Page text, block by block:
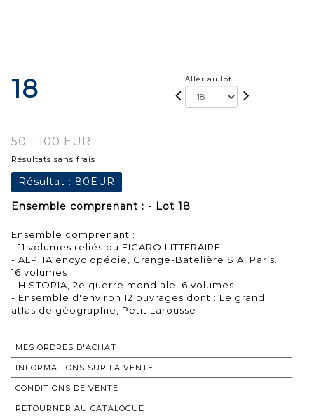
18 Aller au lot
50 - 100 EUR
Résultats sans frais
Résultat : 80EUR
Ensemble comprenant : - Lot 18
Ensemble comprenant :
- 11 volumes reliés du FIGARO LITTERAIRE
- ALPHA encyclopédie, Grange-Batelière S.A, Paris.
16 volumes
- HISTORIA, 2e guerre mondiale, 6 volumes
- Ensemble d'environ 12 ouvrages dont : Le grand
MES ORDRES D'ACHAT
INFORMATIONS SUR LA VENTE
CONDITIONS DE VENTE
RETOURNER AU CATALOGUE